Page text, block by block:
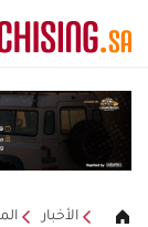
الأخبار